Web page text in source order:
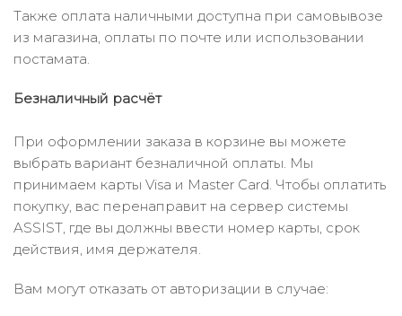
Также оплата наличными доступна при самовывозе
из магазина, оплаты по почте или использовании
постамата.
Безналичный расчёт
При оформлении заказа в корзине вы можете
выбрать вариант безналичной оплаты. Мы
принимаем карты Visa и Master Card. Чтобы оплатить
покупку, вас перенаправит на сервер системы
ASSIST, где вы должны ввести номер карты, срок
действия, имя держателя.
Вам могут отказать от авторизации в случае: